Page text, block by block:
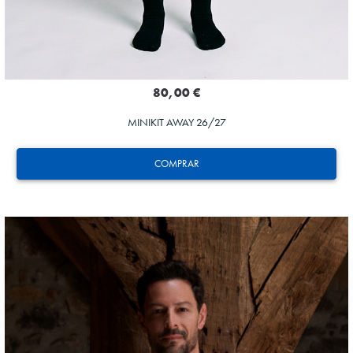
COMPRAR
80,00 €
MINIKIT AWAY 26/27
ZAKHARYAN